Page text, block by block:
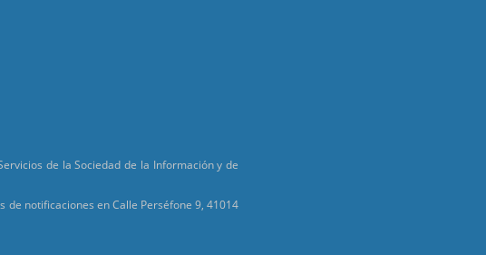
de la Sociedad de la Información y de
de notificaciones en Calle Perséfone 9, 41014